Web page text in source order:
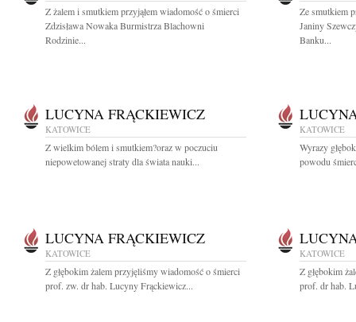
Z żalem i smutkiem przyjąłem wiadomość o śmierci
Zdzisława Nowaka Burmistrza Blachowni
Rodzinie...
Ze smutkiem
Janiny
Banku...
LUCYNA FRĄCKIEWICZ
KATOWICE
Z wielkim bólem i smutkiem?oraz w poczuciu
niepowetowanej straty dla świata nauki...
KATOWICE
Wyrazy
powodu
LUCYNA FRĄCKIEWICZ
KATOWICE
Z głębokim żalem przyjęliśmy wiadomość o śmierci
prof. zw. dr hab. Lucyny Frąckiewicz...
KATOWICE
Z głębokim
prof. dr hab.